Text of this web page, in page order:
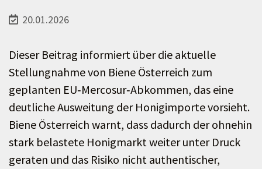
20.01.2026
Dieser Beitrag informiert über die aktuelle
Stellungnahme von Biene Österreich zum
geplanten EU‑Mercosur‑Abkommen, das eine
deutliche Ausweitung der Honigimporte vorsieht.
Biene Österreich warnt, dass dadurch der ohnehin
stark belastete Honigmarkt weiter unter Druck
geraten und das Risiko nicht authentischer,